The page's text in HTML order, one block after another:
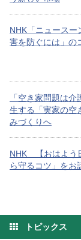
NHK「ニュースー
害を防ぐには」の
「空き家問題は
生する「実家の空
みづくりへ
NHK 【おはよう
ら守るコツ」をお
トピックス